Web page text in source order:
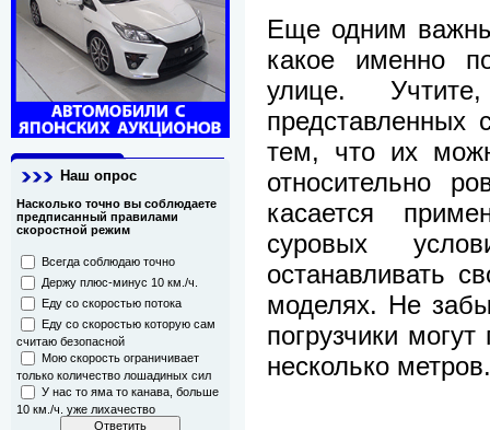
Наш опрос
Насколько точно вы соблюдаете
предписанный правилами
скоростной режим
Всегда соблюдаю точно
Держу плюс-минус 10 км./ч.
Еду со скоростью потока
Еду со скоростью которую сам
считаю безопасной
Мою скорость ограничивает
только количество лошадиных сил
У нас то яма то канава, больше
10 км./ч. уже лихачество
Еще одним
какое именно
улице.
представленных
тем, что их
относительно
касается
суровых
останавливать
моделях. Не
погрузчики
несколько метров.